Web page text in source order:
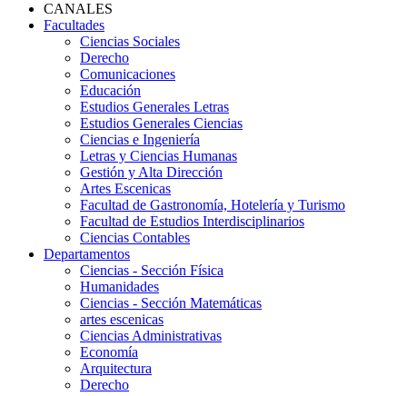
CANALES
Facultades
Ciencias Sociales
Derecho
Comunicaciones
Educación
Estudios Generales Letras
Estudios Generales Ciencias
Ciencias e Ingeniería
Letras y Ciencias Humanas
Gestión y Alta Dirección
Artes Escenicas
Facultad de Gastronomía, Hotelería y Turismo
Facultad de Estudios Interdisciplinarios
Ciencias Contables
Departamentos
Ciencias - Sección Física
Humanidades
Ciencias - Sección Matemáticas
artes escenicas
Ciencias Administrativas
Economía
Arquitectura
Derecho